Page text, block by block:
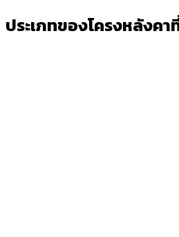
ประเภทของโครงหลังค